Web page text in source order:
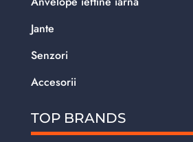
Jante
Senzori
Accesorii
TOP BRANDS